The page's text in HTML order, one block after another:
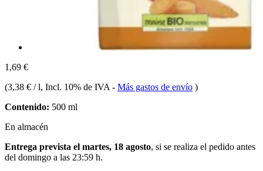
1,69 €
(3,38 € / l, Incl. 10% de IVA - Más gastos de envío )
Contenido: 500 ml
En almacén
Entrega prevista el martes, 18 agosto, si se realiza el pedido antes
del domingo a las 23:59 h.